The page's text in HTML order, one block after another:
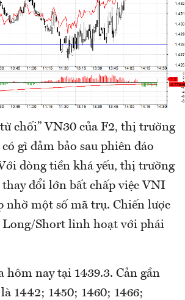
chối” VN30 của F2, thị trường
gì đảm bảo sau phiên đáo
dòng tiền khá yếu, thị trường
thay đổi lớn bất chấp việc VNI
nhờ một số mã trụ. Chiến lược
Long/Short linh hoạt với phái
hôm nay tại 1439.3. Cản gần
1442; 1450; 1460; 1466;